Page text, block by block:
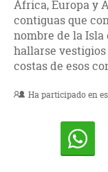
África, Europa y
contiguas que
nombre de la
hallarse
costas de esos
Ha participado en